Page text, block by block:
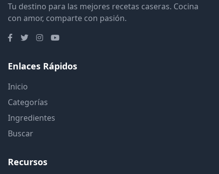
Tu destino para las mejores recetas caseras. Cocina
con amor, comparte con pasión.
Enlaces Rápidos
Inicio
Categorías
Ingredientes
Buscar
Recursos